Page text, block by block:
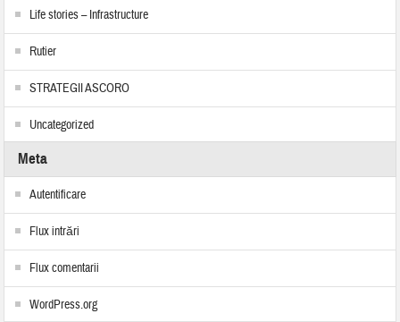
Life stories – Infrastructure
Rutier
STRATEGII ASCORO
Uncategorized
Meta
Autentificare
Flux intrări
Flux comentarii
WordPress.org